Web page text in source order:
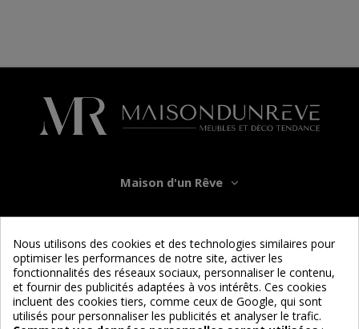
Maison d'un Rêve
Informations
Services
Nous suivre
Nous utilisons des cookies et des technologies similaires pour
optimiser les performances de notre site, activer les
fonctionnalités des réseaux sociaux, personnaliser le contenu,
et fournir des publicités adaptées à vos intérêts. Ces cookies
incluent des cookies tiers, comme ceux de Google, qui sont
utilisés pour personnaliser les publicités et analyser le trafic.